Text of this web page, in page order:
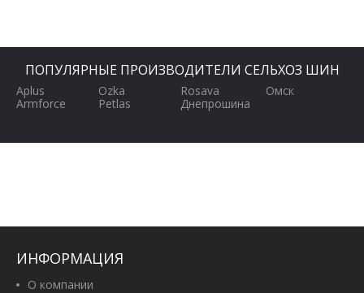
ПОПУЛЯРНЫЕ ПРОИЗВОДИТЕЛИ СЕЛЬХОЗ ШИН
Aplus
Armforce
Ozka
Petlas
Rosava
Днепрошина
Омск
ИНФОРМАЦИЯ
О компании